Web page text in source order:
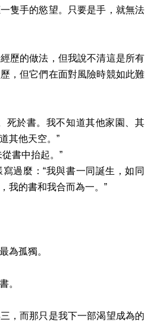
隻手的慾望。只要是手，就無法
歷的做法，但我說不清這是所有
，但它們在面對風險時競如此難
死於書。我不知道其他家園、其
其他天空。 ”
書中抬起。 ”
寫過麼：“我與書一同誕生，如同
我的書和我合而為一。 ”
為孤獨。
。
，而那只是我下一部渴望成為的